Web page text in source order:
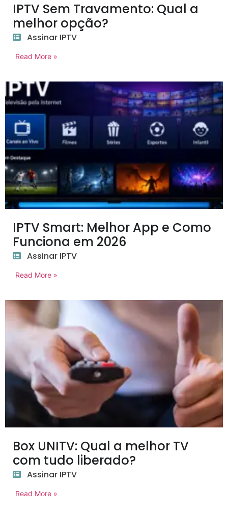
IPTV Sem Travamento: Qual a
melhor opção?
Assinar IPTV
Read More »
IPTV Smart: Melhor App e Como
Funciona em 2026
Assinar IPTV
Read More »
Box UNITV: Qual a melhor TV
com tudo liberado?
Assinar IPTV
Read More »